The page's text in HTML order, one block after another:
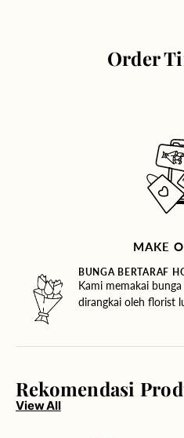
Order
MAKE
BUNGA BERTARAF
Kami memakai
dirangkai oleh florist
Rekomendasi
View All